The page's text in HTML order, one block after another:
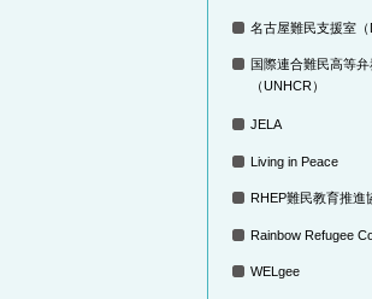
名古屋難民支援室（
国際連合難民高等
（UNHCR）
JELA
Living in Peace
RHEP難民教育推進
Rainbow Refugee
WELgee